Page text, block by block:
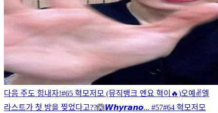
다음 주도 힘내자!#65 혁모저모 (뮤직뱅크 엔요 혁이🔥)오예✌️엘
라스트가 첫 방을 찢었다고??🙆𝙒𝙝𝙮𝙧𝙖𝙣𝙤... #57#64 혁모저모